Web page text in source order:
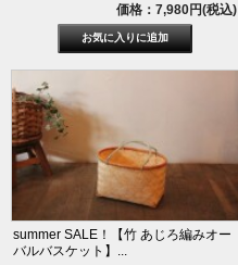
価格：7,980円(税込)
summer SALE！【竹 あじろ編みオー
バルバスケット】...